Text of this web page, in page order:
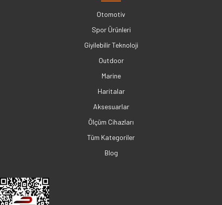
Otomotiv
Spor Ürünleri
Giyilebilir Teknoloji
Outdoor
Marine
Haritalar
Aksesuarlar
Ölçüm Cihazları
Tüm Kategoriler
Blog